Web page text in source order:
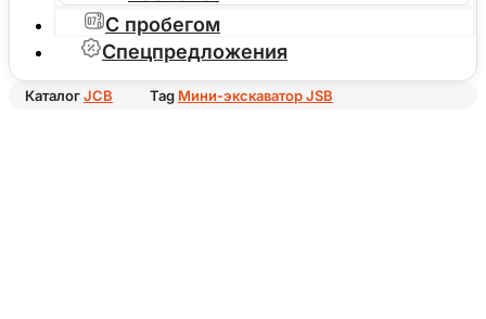
С пробегом
Спецпредложения
КаталогJCB Tag Мини-экскаватор JSB